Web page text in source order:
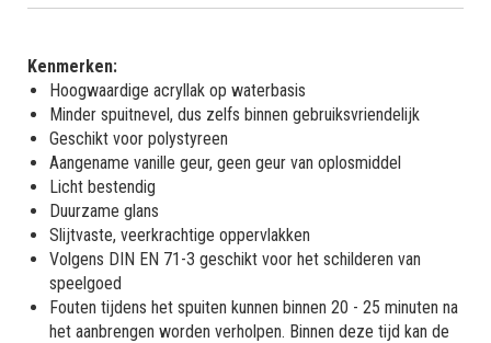
Kenmerken:
Hoogwaardige acryllak op waterbasis
Minder spuitnevel, dus zelfs binnen gebruiksvriendelijk
Geschikt voor polystyreen
Aangename vanille geur, geen geur van oplosmiddel
Licht bestendig
Duurzame glans
Slijtvaste, veerkrachtige oppervlakken
Volgens DIN EN 71-3 geschikt voor het schilderen van
speelgoed
Fouten tijdens het spuiten kunnen binnen 20 - 25 minuten na
het aanbrengen worden verholpen. Binnen deze tijd kan de